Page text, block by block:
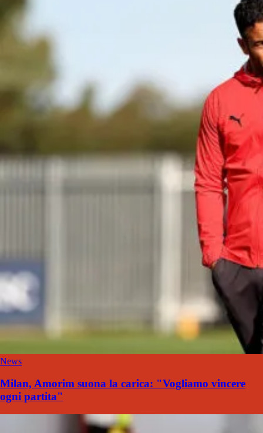
News
Milan, Amorim suona la carica: "Vogliamo vincere
ogni partita"